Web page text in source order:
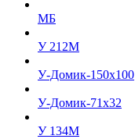
МБ
У 212М
У-Домик-150x100
У-Домик-71х32
У 134М